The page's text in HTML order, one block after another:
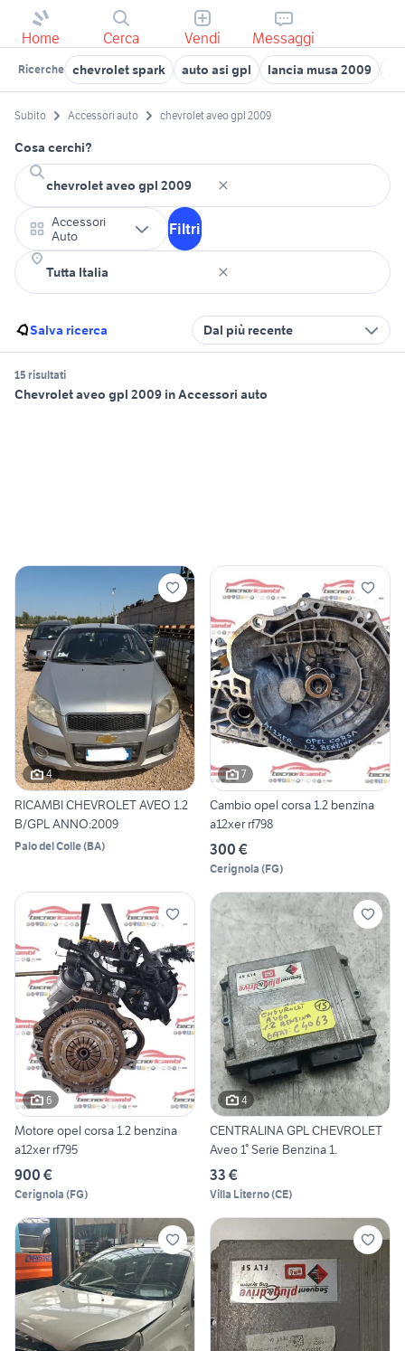
Home Cerca Vendi Messaggi
Ricerche chevrolet spark auto asi gpl lancia musa 2009
Subito Accessori auto chevrolet aveo gpl 2009
Cosa cerchi?
Accessori
Auto
Filtri
Salva ricerca Dal più recente
15 risultati
Chevrolet aveo gpl 2009 in Accessori auto
4
RICAMBI CHEVROLET AVEO 1.2
B/GPL ANNO:2009
Palo del Colle(BA)
7
Cambio opel corsa 1.2 benzina
a12xer rf798
300 €
Cerignola (FG)
6
Motore opel corsa 1.2 benzina
a12xer rf795
900 €
Cerignola (FG)
4
CENTRALINA GPL CHEVROLET
Aveo 1° Serie Benzina 1.
33 €
Villa Literno(CE)